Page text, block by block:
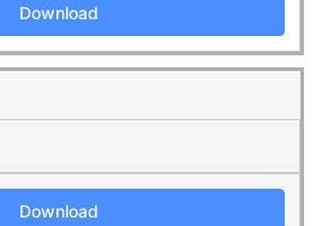
Download
Download